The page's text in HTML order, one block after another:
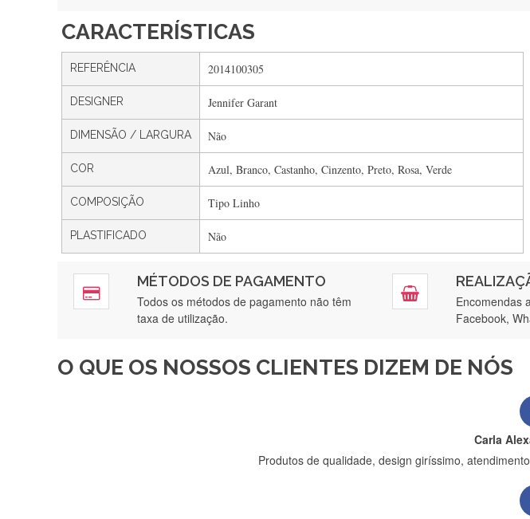
CARACTERÍSTICAS
REFERÊNCIA 2014100305
DESIGNER Jennifer Garant
DIMENSÃO / LARGURA Não
COR Azul, Branco, Castanho, Cinzento, Preto, Rosa, Verde
COMPOSIÇÃO Tipo Linho
PLASTIFICADO Não
MÉTODOS DE PAGAMENTO
Todos os métodos de pagamento não têm
taxa de utilização.
Encomendas
Facebook,
O QUE OS NOSSOS CLIENTES DIZEM DE NÓS
Gostei ,Serviço
Rápido, atendimento 5*. Hoje chegará a
Recebi a minha encomenda, rápida entrega e vinha muito
Carla
Produtos de qualidade, design giríssimo,